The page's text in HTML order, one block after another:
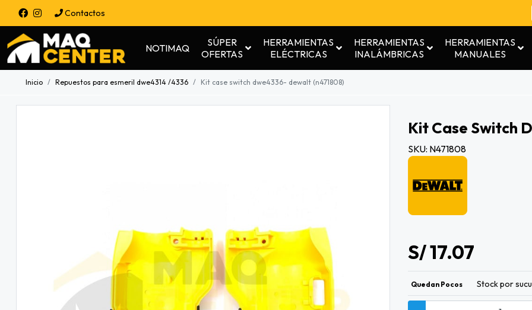
Contactos
NOTIMAQ
SÚPER
OFERTAS
HERRAMIENTAS
ELÉCTRICAS
HERRAMIENTAS
INALÁMBRICAS
HERRAMIENTAS
MANUALES
Inicio Repuestos para esmeril dwe4314 /4336 Kit case switch dwe4336- dewalt (n471808)
Kit Case Switch
SKU: N471808
S/ 17.07
Quedan Pocos Stock por